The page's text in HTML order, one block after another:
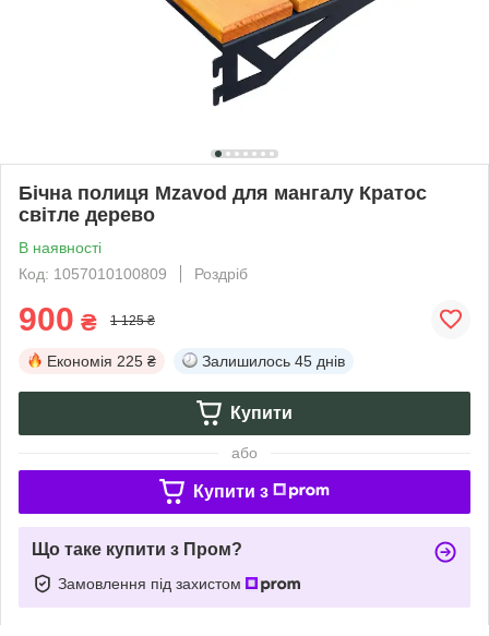
Бічна полиця Mzavod для мангалу Кратос
світле дерево
В наявності
Код: 1057010100809
Роздріб
900 ₴ 1 125 ₴
Економія 225 ₴ Залишилось 45 днів
Купити
або
Купити з
Що таке купити з Пром?
Замовлення під захистом